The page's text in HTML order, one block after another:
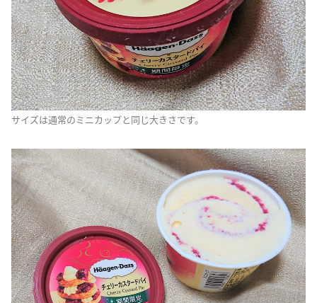
サイズは通常のミニカップと同じ大きさです。